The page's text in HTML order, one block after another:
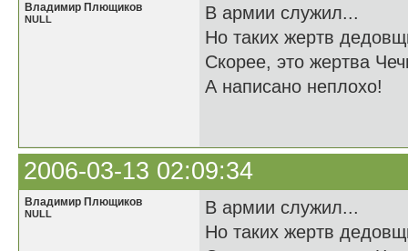
Владимир Плющиков
NULL
В армии служил...
Но таких жертв
Скорее, это жертва
А написано неплохо!
2006-03-13 02:09:34
Владимир Плющиков
NULL
В армии служил...
Но таких жертв